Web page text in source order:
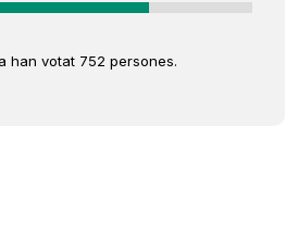
han votat 752 persones.